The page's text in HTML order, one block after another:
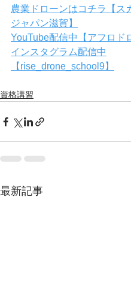
農業ドローンはコチラ【ス
ジャパン滋賀】
YouTube配信中【アフロド
インスタグラム配信中
【rise_drone_school9】
資格講習
最新記事